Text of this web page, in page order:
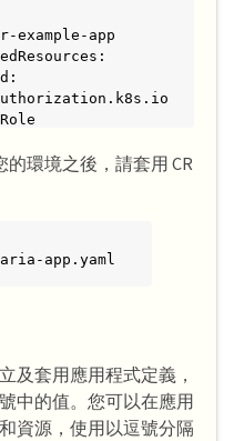
example-app
的環境之後，請套用 CR
app.yaml
及套用應用程式定義，
中的值。您可以在應用
資源，使用以逗號分隔